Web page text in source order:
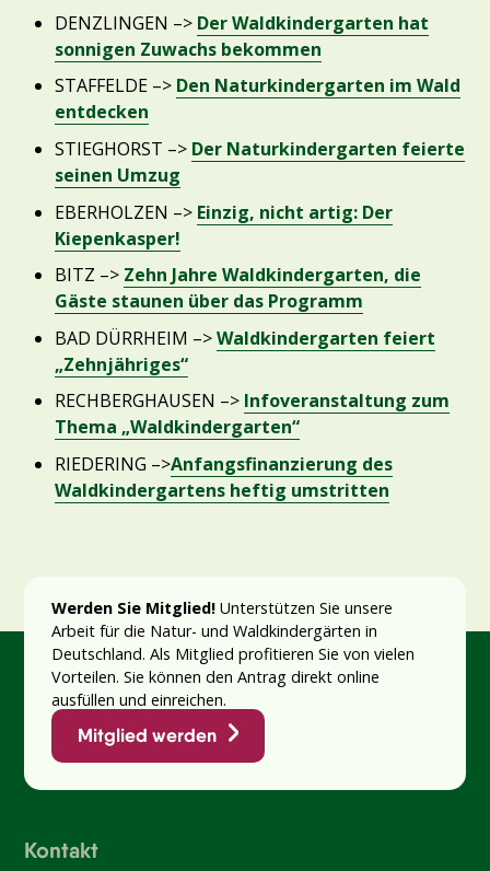
DENZLINGEN –> Der Waldkindergarten hat
sonnigen Zuwachs bekommen
STAFFELDE –> Den Naturkindergarten im Wald
entdecken
STIEGHORST –> Der Naturkindergarten feierte
seinen Umzug
EBERHOLZEN –> Einzig, nicht artig: Der
Kiepenkasper!
BITZ –> Zehn Jahre Waldkindergarten, die
Gäste staunen über das Programm
BAD DÜRRHEIM –>Waldkindergarten feiert
„Zehnjähriges“
RECHBERGHAUSEN –> Infoveranstaltung zum
Thema „Waldkindergarten“
RIEDERING –>Anfangsfinanzierung des
Waldkindergartens heftig umstritten
Werden Sie Mitglied!Unterstützen Sie unsere
Arbeit für die Natur- und Waldkindergärten in
Deutschland. Als Mitglied profitieren Sie von vielen
Vorteilen. Sie können den Antrag direkt online
ausfüllen und einreichen.
Mitglied werden
Kontakt